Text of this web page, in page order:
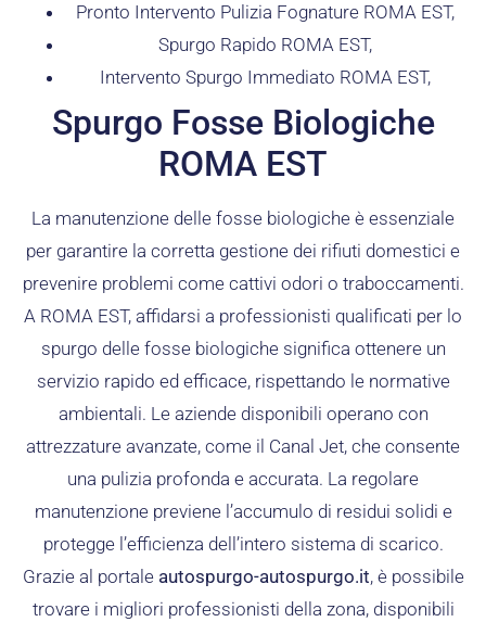
Pronto Intervento Pulizia Fognature ROMA EST,
Spurgo Rapido ROMA EST,
Intervento Spurgo Immediato ROMA EST,
Spurgo Fosse Biologiche
ROMA EST
La manutenzione delle fosse biologiche è essenziale
per garantire la corretta gestione dei rifiuti domestici e
prevenire problemi come cattivi odori o traboccamenti.
A ROMA EST, affidarsi a professionisti qualificati per lo
spurgo delle fosse biologiche significa ottenere un
servizio rapido ed efficace, rispettando le normative
ambientali. Le aziende disponibili operano con
attrezzature avanzate, come il Canal Jet, che consente
una pulizia profonda e accurata. La regolare
manutenzione previene l’accumulo di residui solidi e
protegge l’efficienza dell’intero sistema di scarico.
Grazie al portale autospurgo-autospurgo.it, è possibile
trovare i migliori professionisti della zona, disponibili